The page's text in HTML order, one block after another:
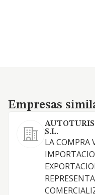
Empresas similares
Empresas
S.L.
LA COMPRA